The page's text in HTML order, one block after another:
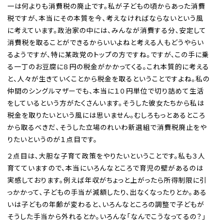
一は何よりも消費税の廃止です。私が子どもの頃からあった消費
税ですが、本当にその本質を今、考えなければならないという風
に考えています。政治家の中には、みんなが消費する分、安定して
消費税を取ることができるからいいよねと考える人もどうやらい
るようですが、特に某政党のトップの方ですね。ですが、この手に乗
る一丁のお豆腐に８円の税金がかかってくる。これ本質的に考える
と、人々が生きていくことから税金を取るということですよね。私の
仲間のシングルマザーでも、本当に１０円単位で切り詰めて生活
をしているという方がたくさんいます。そうした彼女たちから私は
税金を取りたいという風には思いません。むしろもっとあるところ
から取るべきだ、そうした立場のれいわ新選組で消費税廃止をや
りたいというのが１点目です。
２点目は、大胆な子育て政策をやりたいということです。私も３人
育てていますので、本当にいろんなところで育児の壁があるのは
実感しております。例えば年収がちょっと上がったら所得制限に引
っかかって、子どもの手当が減額したり、出なくなったりとか。ある
いは子どもの年齢が変わると、いろんなところの調整で子どもが
そうした手当から外れるとか。いろんな「なんでこうなってるの？」